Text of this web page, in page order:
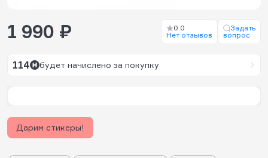
1 990 ₽
0.0
Нет отзывов
Задать
вопрос
114 будет начислено за покупку
Дарим стикеры!